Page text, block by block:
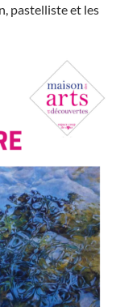
pastelliste et les